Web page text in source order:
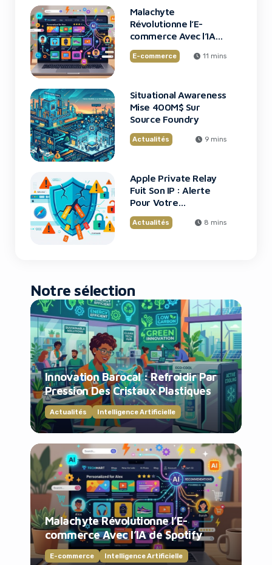
Malachyte
Révolutionne l’E-
commerce Avec l’IA
de Spotify
E-commerce 11 mins
Situational Awareness
Mise 400M$ Sur
Source Foundry
Actualités 9 mins
Apple Private Relay
Fuit Son IP : Alerte
Pour Votre
Confidentialité
Actualités 8 mins
Notre sélection
Innovation Barocal : Refroidir Par
Pression Des Cristaux Plastiques
Actualités Intelligence Artificielle
Malachyte Révolutionne l’E-
commerce Avec l’IA de Spotify
E-commerce Intelligence Artificielle